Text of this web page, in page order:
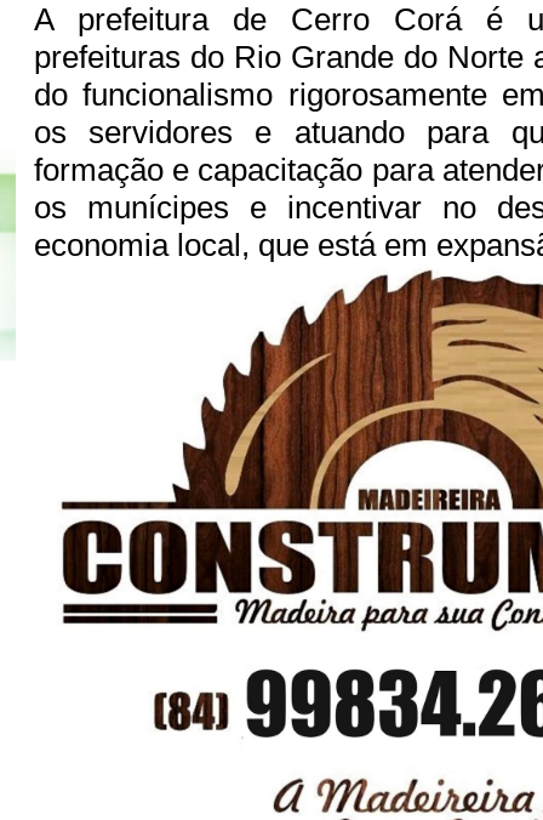
A prefeitura de Cerro Corá é
prefeituras do Rio Grande do Norte
do funcionalismo rigorosamente
os servidores e atuando para
formação e capacitação para
os munícipes e incentivar no
economia local, que está em